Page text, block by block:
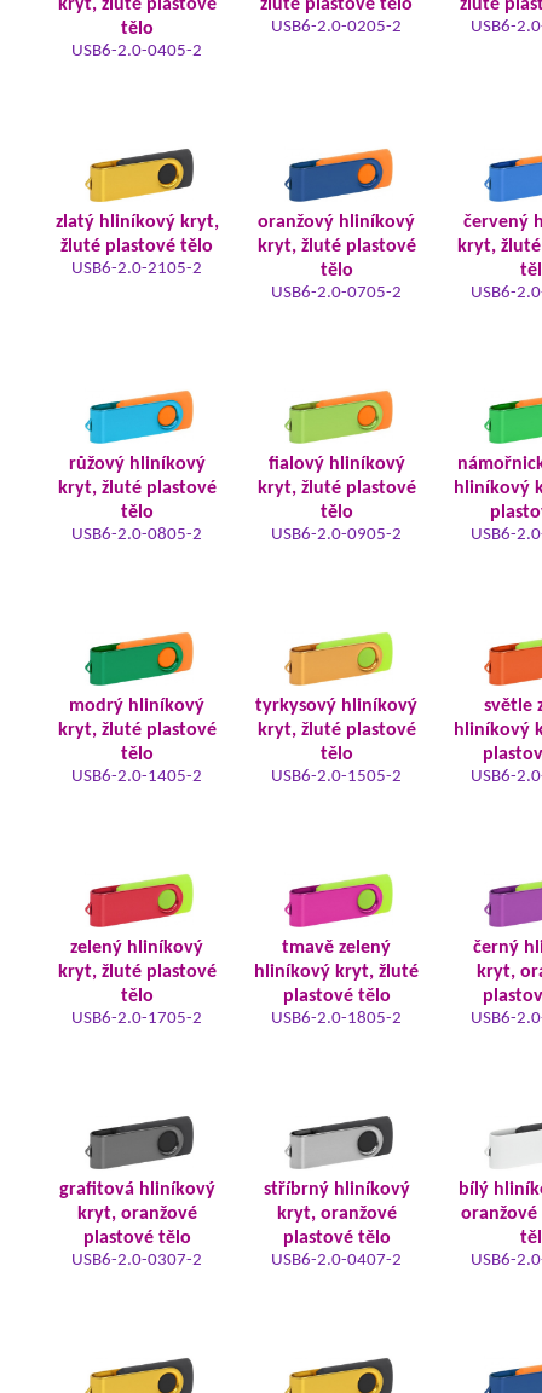
kryt, žluté plastové
tělo
USB6-2.0-0405-2
žluté plastové tělo
USB6-2.0-0205-2
žluté
USB6-
zlatý hliníkový kryt,
žluté plastové tělo
USB6-2.0-2105-2
oranžový hliníkový
kryt, žluté plastové
tělo
USB6-2.0-0705-2
červený
kryt,
USB6-
růžový hliníkový
kryt, žluté plastové
tělo
USB6-2.0-0805-2
fialový hliníkový
kryt, žluté plastové
tělo
USB6-2.0-0905-2
hliníkový
USB6-
modrý hliníkový
kryt, žluté plastové
tělo
USB6-2.0-1405-2
tyrkysový hliníkový
kryt, žluté plastové
tělo
USB6-2.0-1505-2
světle
hliníkový
USB6-
zelený hliníkový
kryt, žluté plastové
tělo
USB6-2.0-1705-2
tmavě zelený
hliníkový kryt, žluté
plastové tělo
USB6-2.0-1805-2
černý
kryt,
USB6-
grafitová hliníkový
kryt, oranžové
plastové tělo
USB6-2.0-0307-2
stříbrný hliníkový
kryt, oranžové
plastové tělo
USB6-2.0-0407-2
bílý
oranžové
USB6-